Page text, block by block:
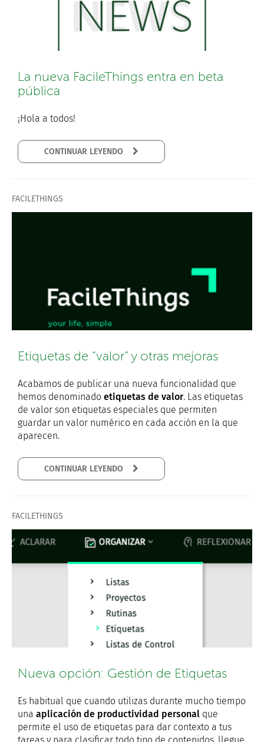
La nueva FacileThings entra en beta
pública
¡Hola a todos!
FACILETHINGS
Etiquetas de “valor” y otras mejoras
Acabamos de publicar una nueva funcionalidad que
hemos denominado etiquetas de valor. Las etiquetas
de valor son etiquetas especiales que permiten
guardar un valor numérico en cada acción en la que
aparecen.
FACILETHINGS
Nueva opción: Gestión de Etiquetas
Es habitual que cuando utilizas durante mucho tiempo
una aplicación de productividad personal que
permite el uso de etiquetas para dar contexto a tus